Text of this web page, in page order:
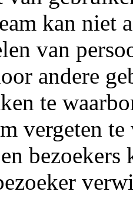
kan niet
van
andere
te
vergeten